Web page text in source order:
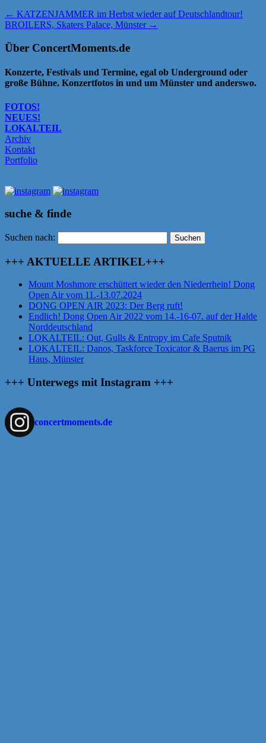
← KATZENJAMMER im Herbst wieder auf Deutschlandtour!
BROILERS, Skaters Palace, Münster →
Über ConcertMoments.de
Konzerte, Festivals und Termine, egal ob Underground oder
große Bühne. Konzertfotos in und um Münster und anderswo.
FOTOS!
NEUES!
LOKALTEIL
Archiv
Kontakt
Portfolio
suche & finde
Suchen nach:
+++ AKTUELLE ARTIKEL+++
Mount Moshmore erschüttert wieder den Niederrhein! Dong
Open Air vom 11.-13.07.2024
DONG OPEN AIR 2023: Der Berg ruft!
Endlich! Dong Open Air 2022 vom 14.-16-07. auf der Halde
Norddeutschland
LOKALTEIL: Out, Gulls & Entropy im Cafe Sputnik
LOKALTEIL: Danos, Taskforce Toxicator & Baerus im PG
Haus, Münster
+++ Unterwegs mit Instagram +++
concertmoments.de